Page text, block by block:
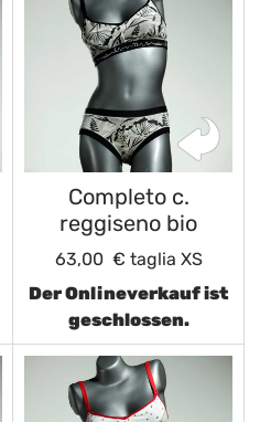
Completo c.
reggiseno bio
63,00 € taglia XS
Der Onlineverkauf ist
geschlossen.